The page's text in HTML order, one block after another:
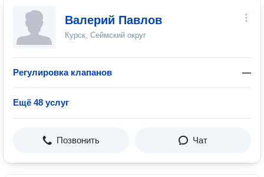
Валерий Павлов
Курск, Сеймский округ
Регулировка клапанов —
Ещё 48 услуг
Позвонить Чат